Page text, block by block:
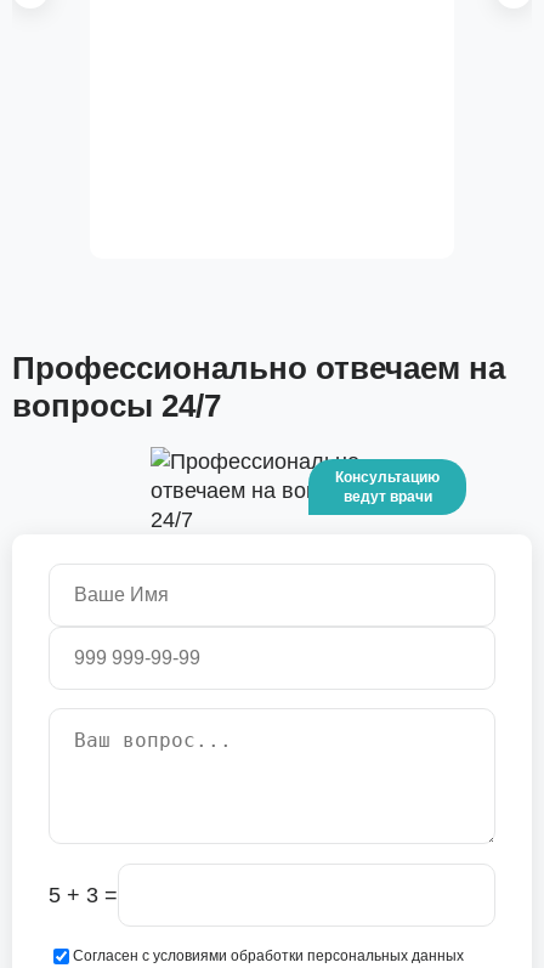
Профессионально отвечаем на
вопросы 24/7
5 + 3 =
Согласен с условиями обработки персональных данных